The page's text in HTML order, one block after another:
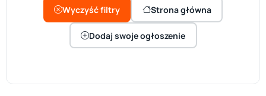
Wyczyść filtry Strona główna
Dodaj swoje ogłoszenie